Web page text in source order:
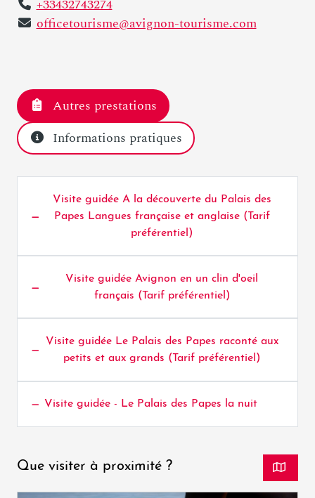
+33432743274
officetourisme@avignon-tourisme.com
Autres prestations
Informations pratiques
Visite guidée A la découverte du Palais des
Papes Langues française et anglaise (Tarif
préférentiel)
Visite guidée Avignon en un clin d'oeil
français (Tarif préférentiel)
Visite guidée Le Palais des Papes raconté aux
petits et aux grands (Tarif préférentiel)
Visite guidée - Le Palais des Papes la nuit
Que visiter à proximité ?